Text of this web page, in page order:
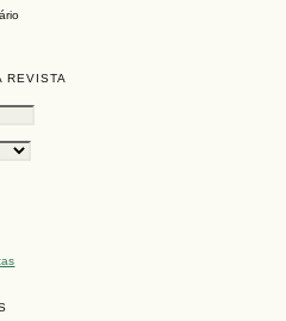
REVISTA